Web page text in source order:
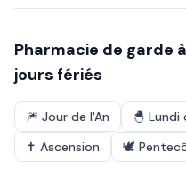
Pharmacie de garde à
jours fériés
🎆 Jour de l'An 🐣 Lundi
✝️ Ascension 🕊️